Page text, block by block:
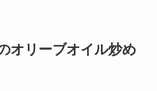
オリーブオイル炒め